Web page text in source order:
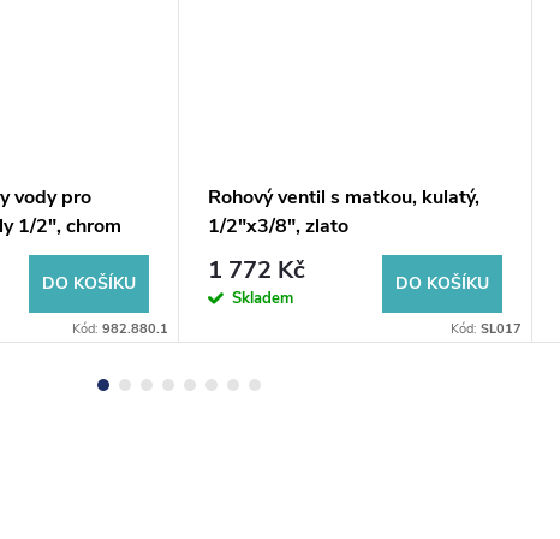
vody pro
1/2", chrom
DO KOŠÍKU
Kód: 982.880.1
Rohový ventil s matkou, kulatý,
1/2"x3/8", zlato
1 772 Kč
Skladem
DO KOŠÍKU
Kód: SL017